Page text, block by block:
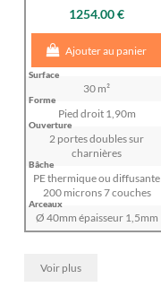
1254.00 €
Ajouter au panier
Surface
30 m²
Forme
Pied droit 1,90m
Ouverture
2 portes doubles sur
charnières
Bâche
PE thermique ou diffusante
200 microns 7 couches
Arceaux
Ø 40mm épaisseur 1,5mm
Voir plus